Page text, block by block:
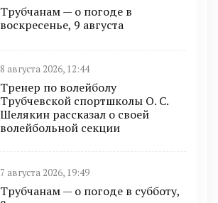
Трубчанам — о погоде в
воскресенье, 9 августа
8 августа 2026, 12:44
Тренер по волейболу
Трубчевской спортшколы О. С.
Шелякин рассказал о своей
волейбольной секции
7 августа 2026, 19:49
Трубчанам — о погоде в субботу,